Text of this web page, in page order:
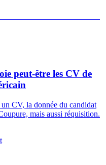
peut-être les CV de
CV, la donnée du candidat
mais aussi réquisition.